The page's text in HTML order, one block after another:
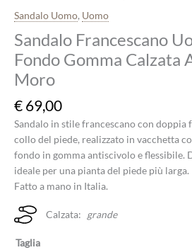
Sandalo Uomo, Uomo
Sandalo Francescano
Fondo Gomma Calzata
Moro
€ 69,00
Sandalo in stile francescano con doppia
collo del piede, realizzato in vacchetta
fondo in gomma antiscivolo e flessibile.
ideale per una pianta del piede più larga.
Fatto a mano in Italia.
Calzata: grande
Taglia